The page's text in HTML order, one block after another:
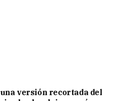
una versión recortada del